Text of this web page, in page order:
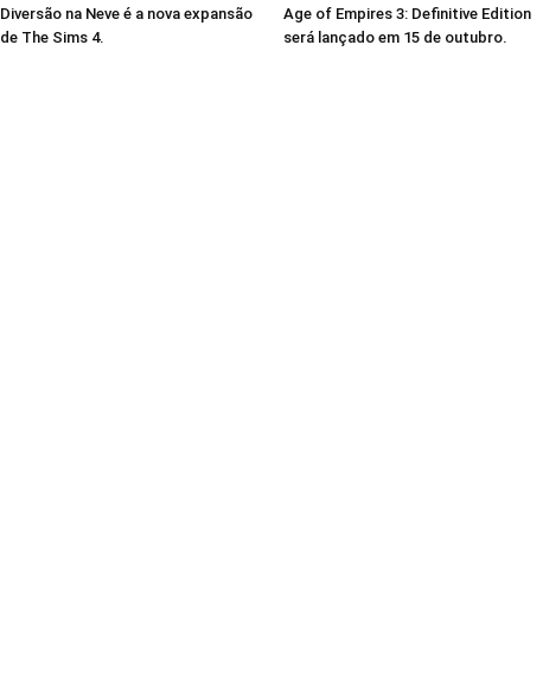
Diversão na Neve é a nova expansão
de The Sims 4.
Age of Empires 3: Definitive Edition
será lançado em 15 de outubro.